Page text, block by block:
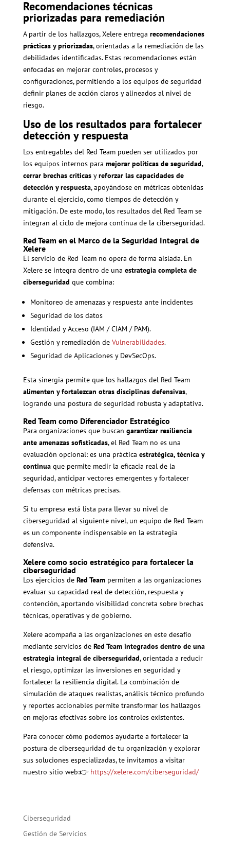
Recomendaciones técnicas
priorizadas para remediación
A partir de los hallazgos, Xelere entrega recomendaciones
prácticas y priorizadas, orientadas a la remediación de las
debilidades identificadas. Estas recomendaciones están
enfocadas en mejorar controles, procesos y
configuraciones, permitiendo a los equipos de seguridad
definir planes de acción claros y alineados al nivel de
riesgo.
Uso de los resultados para fortalecer
detección y respuesta
Los entregables del Red Team pueden ser utilizados por
los equipos internos para mejorar políticas de seguridad,
cerrar brechas críticasyreforzar las capacidades de
detección y respuesta, apoyándose en métricas obtenidas
durante el ejercicio, como tiempos de detección y
mitigación. De este modo, los resultados del Red Team se
integran al ciclo de mejora continua de la ciberseguridad.
Red Team en el Marco de la Seguridad Integral de
Xelere
El servicio de Red Team no opera de forma aislada. En
Xelere se integra dentro de una estrategia completa de
ciberseguridad que combina:
Monitoreo de amenazas y respuesta ante incidentes
Seguridad de los datos
Identidad y Acceso (IAM / CIAM / PAM).
Gestión y remediación de Vulnerabilidades.
Seguridad de Aplicaciones y DevSecOps.
Esta sinergia permite que los hallazgos del Red Team
alimenten y fortalezcan otras disciplinas defensivas,
logrando una postura de seguridad robusta y adaptativa.
Red Team como Diferenciador Estratégico
Para organizaciones que buscan garantizar resiliencia
ante amenazas sofisticadas, el Red Team no es una
evaluación opcional: es una práctica estratégica, técnica y
continuaque permite medir la eficacia real de la
seguridad, anticipar vectores emergentes y fortalecer
defensas con métricas precisas.
Si tu empresa está lista para llevar su nivel de
ciberseguridad al siguiente nivel, un equipo de Red Team
es un componente indispensable en la estrategia
defensiva.
Xelere como socio estratégico para fortalecer la
ciberseguridad
Los ejercicios de Red Teampermiten a las organizaciones
evaluar su capacidad real de detección, respuesta y
contención, aportando visibilidad concreta sobre brechas
técnicas, operativas y de gobierno.
Xelere acompaña a las organizaciones en este desafío
mediante servicios de Red Team integrados dentro de una
estrategia integral de ciberseguridad, orientada a reducir
el riesgo, optimizar las inversiones en seguridad y
fortalecer la resiliencia digital. La combinación de
simulación de ataques realistas, análisis técnico profundo
y reportes accionables permite transformar los hallazgos
en mejoras efectivas sobre los controles existentes.
Para conocer cómo podemos ayudarte a fortalecer la
postura de ciberseguridad de tu organización y explorar
sus soluciones especializadas, te invitamos a visitar
nuestro sitio web:👉 https://xelere.com/ciberseguridad/
Ciberseguridad
Gestión de Servicios